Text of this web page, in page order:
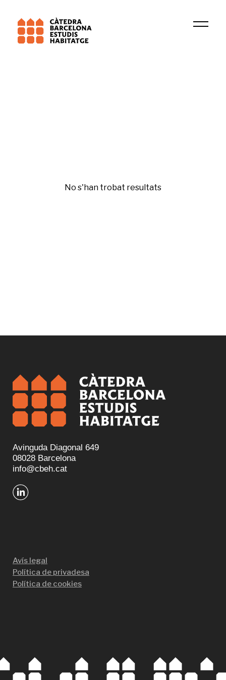
No s'han trobat resultats
Avinguda Diagonal 649
08028 Barcelona
info@cbeh.cat
Avís legal
Política de privadesa
Política de cookies